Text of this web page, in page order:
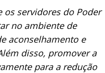
servidores do Poder
no ambiente de
aconselhamento e
disso, promover a
para a redução